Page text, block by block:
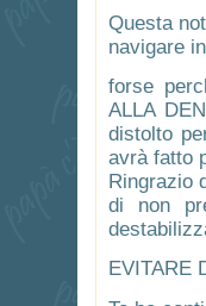
Questa
navigare
forse
ALLA
distolto
avrà fatto
Ringrazio
di non
EVITARE